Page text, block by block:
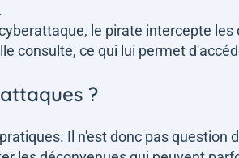
le pirate intercepte les
consulte, ce qui lui permet
?
Il n'est donc pas question